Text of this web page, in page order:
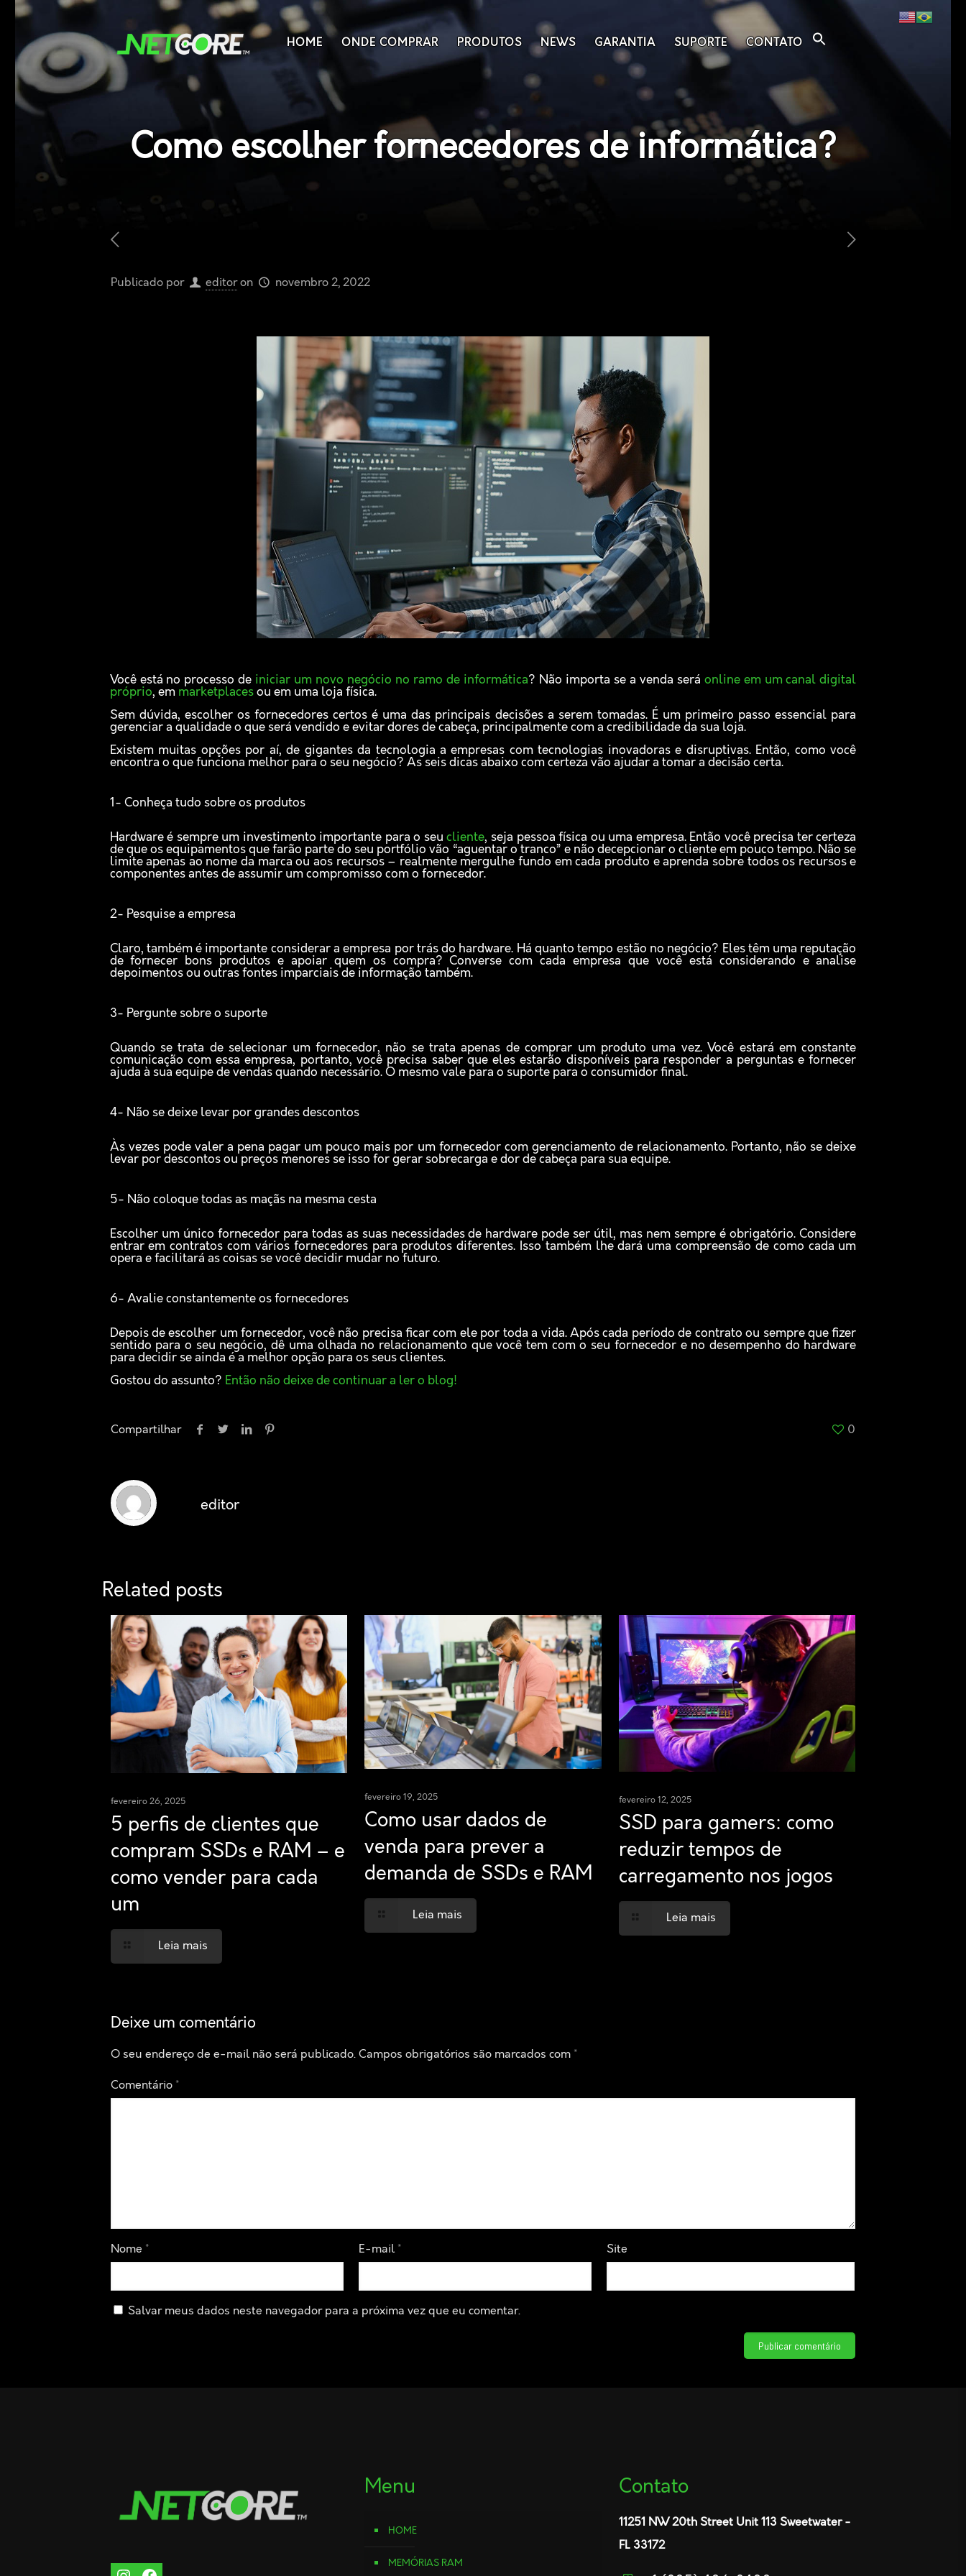
HOME ONDE COMPRAR PRODUTOS NEWS GARANTIA SUPORTE CONTATO
Como escolher fornecedores de informática?
Publicado por editor on novembro 2, 2022
Você está no processo de iniciar um novo negócio no ramo de informática? Não importa se a venda será online em um canal digital
próprio, em marketplacesou em uma loja física.
Sem dúvida, escolher os fornecedores certos é uma das principais decisões a serem tomadas. É um primeiro passo essencial para
gerenciar a qualidade o que será vendido e evitar dores de cabeça, principalmente com a credibilidade da sua loja.
Existem muitas opções por aí, de gigantes da tecnologia a empresas com tecnologias inovadoras e disruptivas. Então, como você
encontra o que funciona melhor para o seu negócio? As seis dicas abaixo com certeza vão ajudar a tomar a decisão certa.
1- Conheça tudo sobre os produtos
Hardware é sempre um investimento importante para o seucliente, seja pessoa física ou uma empresa. Então você precisa ter certeza
de que os equipamentos que farão parte do seu portfólio vão “aguentar o tranco” e não decepcionar o cliente em pouco tempo. Não se
limite apenas ao nome da marca ou aos recursos – realmente mergulhe fundo em cada produto e aprenda sobre todos os recursos e
componentes antes de assumir um compromisso com o fornecedor.
2- Pesquise a empresa
Claro, também é importante considerar a empresa por trás do hardware. Há quanto tempo estão no negócio? Eles têm uma reputação
de fornecer bons produtos e apoiar quem os compra? Converse com cada empresa que você está considerando e analise
depoimentos ou outras fontes imparciais de informação também.
3- Pergunte sobre o suporte
Quando se trata de selecionar um fornecedor, não se trata apenas de comprar um produto uma vez. Você estará em constante
comunicação com essa empresa, portanto, você precisa saber que eles estarão disponíveis para responder a perguntas e fornecer
ajuda à sua equipe de vendas quando necessário. O mesmo vale para o suporte para o consumidor final.
4- Não se deixe levar por grandes descontos
Às vezes pode valer a pena pagar um pouco mais por um fornecedor com gerenciamento de relacionamento. Portanto, não se deixe
levar por descontos ou preços menores se isso for gerar sobrecarga e dor de cabeça para sua equipe.
5- Não coloque todas as maçãs na mesma cesta
Escolher um único fornecedor para todas as suas necessidades de hardware pode ser útil, mas nem sempre é obrigatório. Considere
entrar em contratos com vários fornecedores para produtos diferentes. Isso também lhe dará uma compreensão de como cada um
opera e facilitará as coisas se você decidir mudar no futuro.
6- Avalie constantemente os fornecedores
Depois de escolher um fornecedor, você não precisa ficar com ele por toda a vida. Após cada período de contrato ou sempre que fizer
sentido para o seu negócio, dê uma olhada no relacionamento que você tem com o seu fornecedor e no desempenho do hardware
para decidir se ainda é a melhor opção para os seus clientes.
Gostou do assunto? Então não deixe de continuar a ler o blog!
Compartilhar 0
editor
Related posts
fevereiro 26, 2025
5 perfis de clientes que
compram SSDs e RAM – e
como vender para cada
um
Leia mais
fevereiro 19, 2025
Como usar dados de
venda para prever a
demanda de SSDs e RAM
Leia mais
fevereiro 12, 2025
SSD para gamers: como
reduzir tempos de
carregamento nos jogos
Leia mais
Deixe um comentário
O seu endereço de e-mail não será publicado. Campos obrigatórios são marcados com *
Comentário *
Nome * E-mail * Site
Salvar meus dados neste navegador para a próxima vez que eu comentar.
Menu
HOME
MEMÓRIAS RAM
Contato
11251 NW 20th Street Unit 113 Sweetwater -
FL 33172